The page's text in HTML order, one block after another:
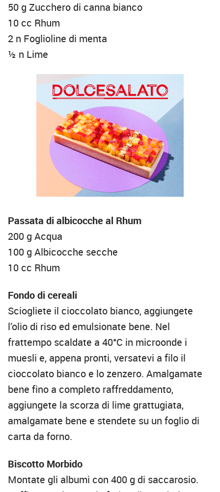
50 g Zucchero di canna bianco
10 cc Rhum
2 n Foglioline di menta
½ n Lime
Passata di albicocche al Rhum
200 g Acqua
100 g Albicocche secche
10 cc Rhum
Fondo di cereali
Sciogliete il cioccolato bianco, aggiungete
l’olio di riso ed emulsionate bene. Nel
frattempo scaldate a 40°C in microonde i
muesli e, appena pronti, versatevi a filo il
cioccolato bianco e lo zenzero. Amalgamate
bene fino a completo raffreddamento,
aggiungete la scorza di lime grattugiata,
amalgamate bene e stendete su un foglio di
carta da forno.
Biscotto Morbido
Montate gli albumi con 400 g di saccarosio.